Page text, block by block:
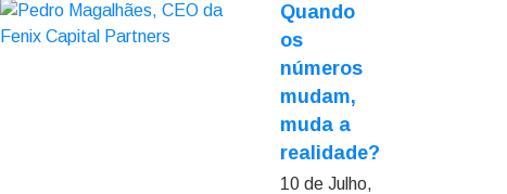
Quando
os
números
mudam,
muda a
realidade?
10 de Julho,